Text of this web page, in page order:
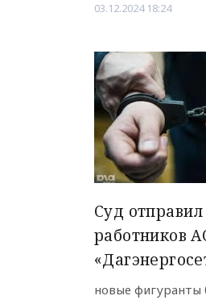
03.12.2024 18:24
Суд
работников
новые фигуранты